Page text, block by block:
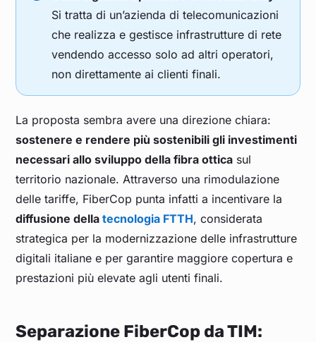
Si tratta di un’azienda di telecomunicazioni
che realizza e gestisce infrastrutture di rete
vendendo accesso solo ad altri operatori,
non direttamente ai clienti finali.
La proposta sembra avere una direzione chiara:
sostenere e rendere più sostenibili gli investimenti
necessari allo sviluppo della fibra ottica sul
territorio nazionale. Attraverso una rimodulazione
delle tariffe, FiberCop punta infatti a incentivare la
diffusione dellatecnologia FTTH, considerata
strategica per la modernizzazione delle infrastrutture
digitali italiane e per garantire maggiore copertura e
prestazioni più elevate agli utenti finali.
Separazione FiberCop da TIM: